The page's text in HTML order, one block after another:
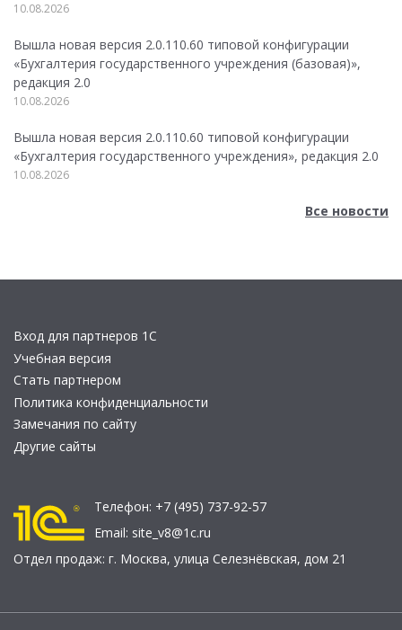
10.08.2026
Вышла новая версия 2.0.110.60 типовой конфигурации
«Бухгалтерия государственного учреждения (базовая)»,
редакция 2.0
10.08.2026
Вышла новая версия 2.0.110.60 типовой конфигурации
«Бухгалтерия государственного учреждения», редакция 2.0
10.08.2026
Все новости
Вход для партнеров 1С
Учебная версия
Стать партнером
Политика конфиденциальности
Замечания по сайту
Другие сайты
Телефон: +7 (495) 737-92-57
Email: site_v8@1c.ru
Отдел продаж: г. Москва, улица Селезнёвская, дом 21